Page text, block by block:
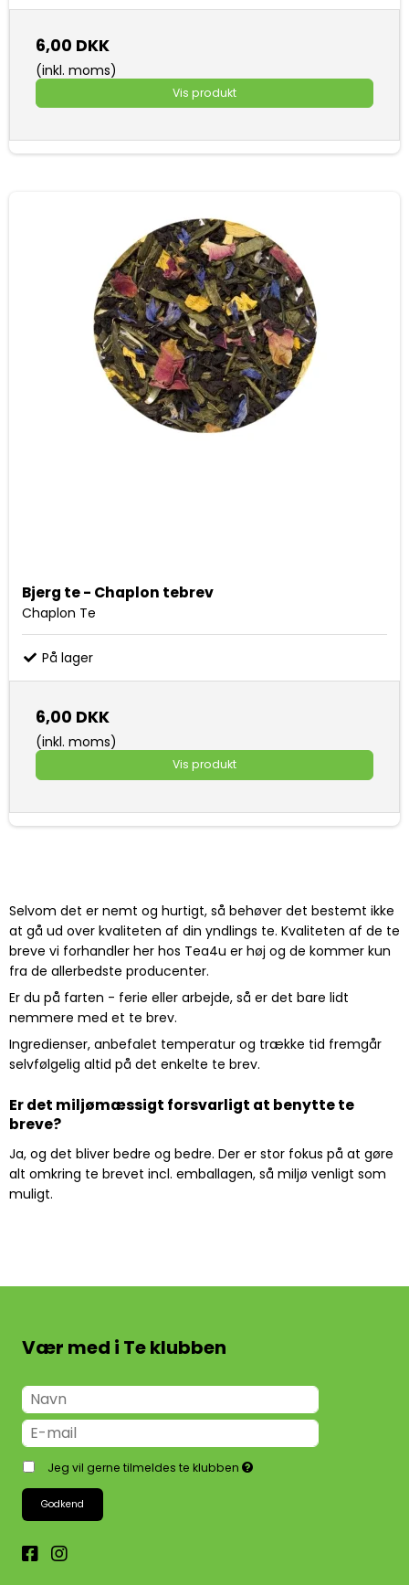
6,00 DKK
(inkl. moms)
Vis produkt
Bjerg te - Chaplon tebrev
Chaplon Te
På lager
6,00 DKK
(inkl. moms)
Vis produkt
Selvom det er nemt og hurtigt, så behøver det bestemt ikke
at gå ud over kvaliteten af din yndlings te. Kvaliteten af de te
breve vi forhandler her hos Tea4u er høj og de kommer kun
fra de allerbedste producenter.
Er du på farten - ferie eller arbejde, så er det bare lidt
nemmere med et te brev.
Ingredienser, anbefalet temperatur og trække tid fremgår
selvfølgelig altid på det enkelte te brev.
Er det miljømæssigt forsvarligt at benytte te
breve?
Ja, og det bliver bedre og bedre. Der er stor fokus på at gøre
alt omkring te brevet incl. emballagen, så miljø venligt som
muligt.
Vær med i Te klubben
Jeg vil gerne tilmeldes te klubben
Godkend